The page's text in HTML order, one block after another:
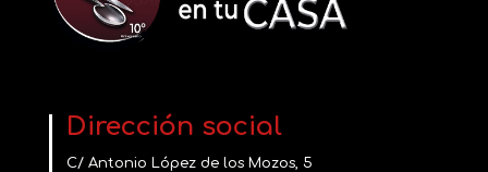
Dirección social
C/ Antonio López de los Mozos, 5